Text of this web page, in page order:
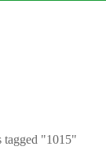
tagged "1015"